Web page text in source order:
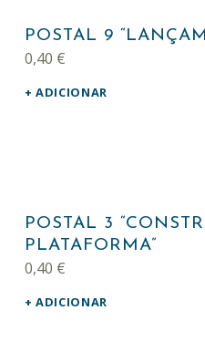
POSTAL 9
0,40 €
ADICIONAR
POSTAL 3
PLATAFORMA”
0,40 €
ADICIONAR